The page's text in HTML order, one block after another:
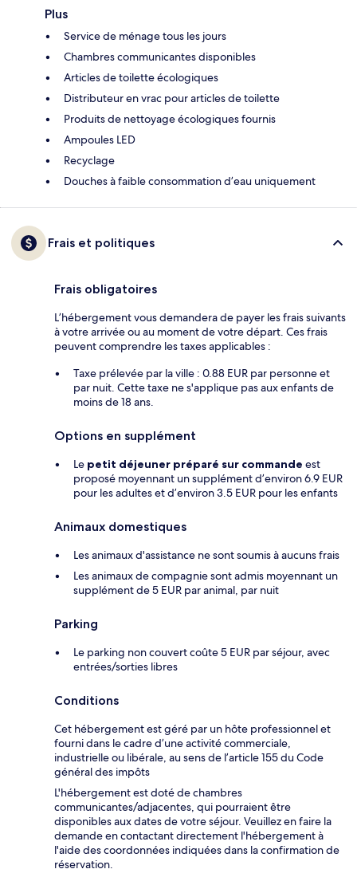
Plus
Service de ménage tous les jours
Chambres communicantes disponibles
Articles de toilette écologiques
Distributeur en vrac pour articles de toilette
Produits de nettoyage écologiques fournis
Ampoules LED
Recyclage
Douches à faible consommation d’eau uniquement
Frais et politiques
Frais obligatoires
L’hébergement vous demandera de payer les frais suivants
à votre arrivée ou au moment de votre départ. Ces frais
peuvent comprendre les taxes applicables :
Taxe prélevée par la ville : 0.88 EUR par personne et
par nuit. Cette taxe ne s'applique pas aux enfants de
moins de 18 ans.
Options en supplément
Le petit déjeuner préparé sur commande est
proposé moyennant un supplément d’environ 6.9 EUR
pour les adultes et d’environ 3.5 EUR pour les enfants
Animaux domestiques
Les animaux d'assistance ne sont soumis à aucuns frais
Les animaux de compagnie sont admis moyennant un
supplément de 5 EUR par animal, par nuit
Parking
Le parking non couvert coûte 5 EUR par séjour, avec
entrées/sorties libres
Conditions
Cet hébergement est géré par un hôte professionnel et
fourni dans le cadre d’une activité commerciale,
industrielle ou libérale, au sens de l’article 155 du Code
général des impôts
L'hébergement est doté de chambres
communicantes/adjacentes, qui pourraient être
disponibles aux dates de votre séjour. Veuillez en faire la
demande en contactant directement l'hébergement à
l'aide des coordonnées indiquées dans la confirmation de
réservation.